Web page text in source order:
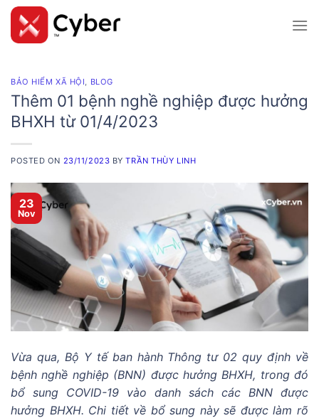
Skip
content
BẢO HIỂM XÃ HỘI, BLOG
Thêm 01 bệnh nghề nghiệp được hưởng
BHXH từ 01/4/2023
POSTED ON 23/11/2023 BYTRẦN THÙY LINH
23
Nov
Vừa qua, Bộ Y tế ban hành Thông tư 02 quy định về
bệnh nghề nghiệp (BNN) được hưởng BHXH, trong đó
bổ sung COVID-19 vào danh sách các BNN được
hưởng BHXH. Chi tiết về bổ sung này sẽ được làm rõ